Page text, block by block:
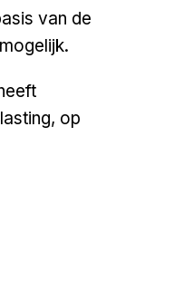
van de
op